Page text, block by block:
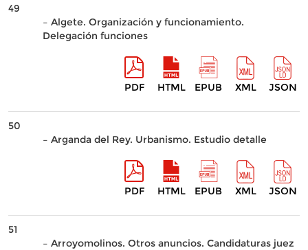
49
– Algete. Organización y funcionamiento.
Delegación funciones
PDF HTML EPUB XML JSON
50
– Arganda del Rey. Urbanismo. Estudio detalle
PDF HTML EPUB XML JSON
51
– Arroyomolinos. Otros anuncios. Candidaturas juez